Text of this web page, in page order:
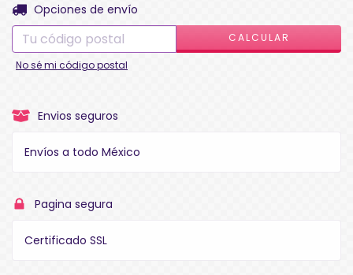
Entregas para el CP:
Opciones de envío
CALCULAR
No sé mi código postal
Envios seguros
Envíos a todo México
Pagina segura
Certificado SSL